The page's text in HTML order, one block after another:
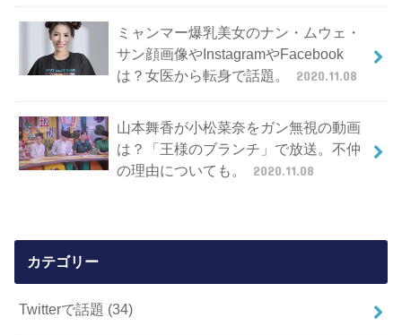
ミャンマー爆乳美女のナン・ムウェ・
サン顔画像やInstagramやFacebook
は？女医から転身で話題。
2020.11.08
山本舞香が小松菜奈をガン無視の動画
は？「王様のブランチ」で放送。不仲
の理由についても。
2020.11.08
カテゴリー
Twitterで話題 (34)